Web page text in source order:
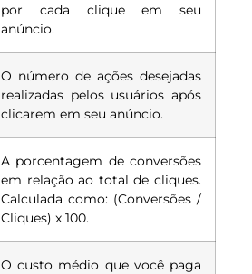
por cada clique em seu
anúncio.
O número de ações desejadas
realizadas pelos usuários após
clicarem em seu anúncio.
A porcentagem de conversões
em relação ao total de cliques.
Calculada como: (Conversões /
Cliques) x 100.
O custo médio que você paga